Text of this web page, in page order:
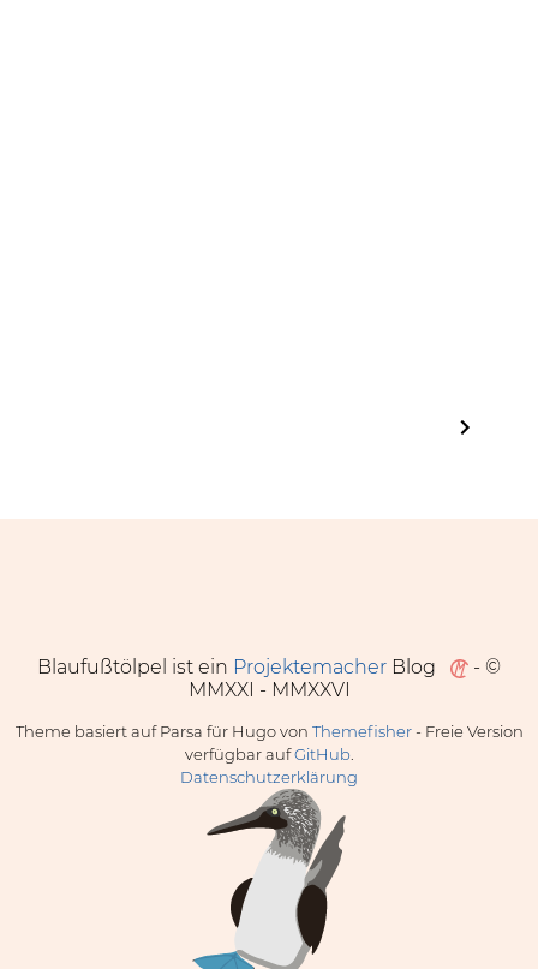
Blaufußtölpel ist ein ProjektemacherBlog
- ©
MMXXI - MMXXVI
Theme basiert auf Parsa für Hugo von Themefisher- Freie Version
verfügbar aufGitHub.
Datenschutzerklärung